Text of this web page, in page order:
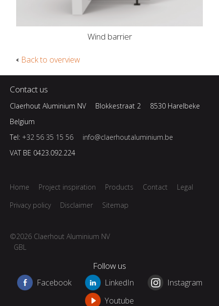
Wind barrier
Back to overview
Contact us
Claerhout Aluminium NV Blokkestraat 2
8530 Harelbeke
Belgium
Tel: +32 56 35 15 56
info@claerhoutaluminium.be
VAT BE 0423.092.224
Home Project inspiration Products Contact
Legal
Privacy policy
Disclaimer Sitemap
©2026 Claerhout Aluminium NV
GBL
Follow us
Facebook LinkedIn
Instagram
Youtube